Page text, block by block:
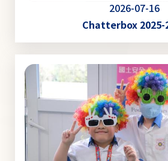
2026-07-16
Chatterbox 2025-